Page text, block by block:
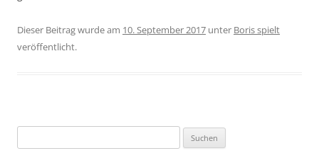
Dieser Beitrag wurde am 10. September 2017 unter Boris spielt
veröffentlicht.
nach: